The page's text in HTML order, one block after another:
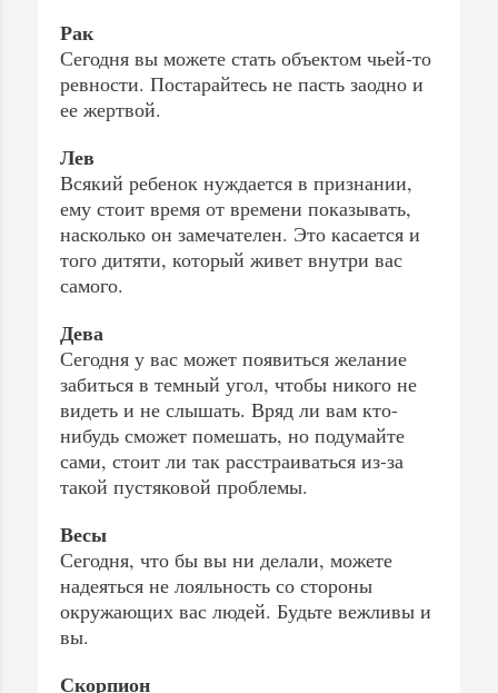
Рак
Сегодня вы можете стать объектом чьей-то
ревности. Постарайтесь не пасть заодно и
ее жертвой.
Лев
Всякий ребенок нуждается в признании,
ему стоит время от времени показывать,
насколько он замечателен. Это касается и
того дитяти, который живет внутри вас
самого.
Дева
Сегодня у вас может появиться желание
забиться в темный угол, чтобы никого не
видеть и не слышать. Вряд ли вам кто-
нибудь сможет помешать, но подумайте
сами, стоит ли так расстраиваться из-за
такой пустяковой проблемы.
Весы
Сегодня, что бы вы ни делали, можете
надеяться не лояльность со стороны
окружающих вас людей. Будьте вежливы и
вы.
Скорпион